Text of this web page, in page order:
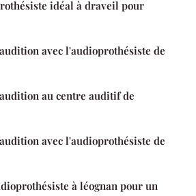
idéal à draveil pour
avec l'audioprothésiste de
au centre auditif de
avec l'audioprothésiste de
à léognan pour un